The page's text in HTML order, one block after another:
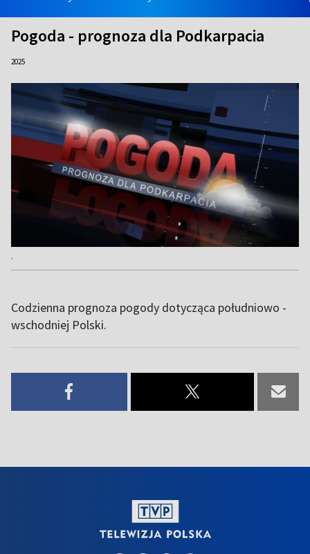
Pogoda - prognoza dla Podkarpacia
2025
.
Codzienna prognoza pogody dotycząca południowo -
wschodniej Polski.